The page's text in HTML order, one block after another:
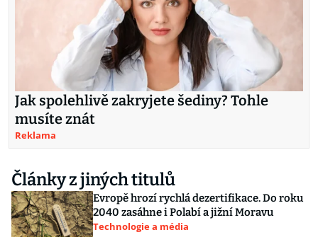
Jak spolehlivě zakryjete šediny? Tohle
musíte znát
Reklama
Články z jiných titulů
Evropě hrozí rychlá dezertifikace. Do roku
2040 zasáhne i Polabí a jižní Moravu
Technologie a média